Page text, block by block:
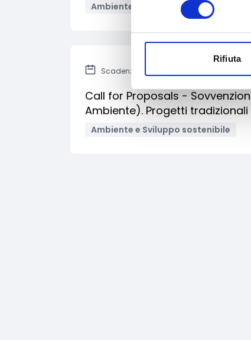
Rifiuta
Ambiente e Sviluppo sostenibile
Scadenza: 16 ottobre 2014
Call for Proposals -
Ambiente). Progetti tradizionali
Ambiente e Sviluppo sostenibile